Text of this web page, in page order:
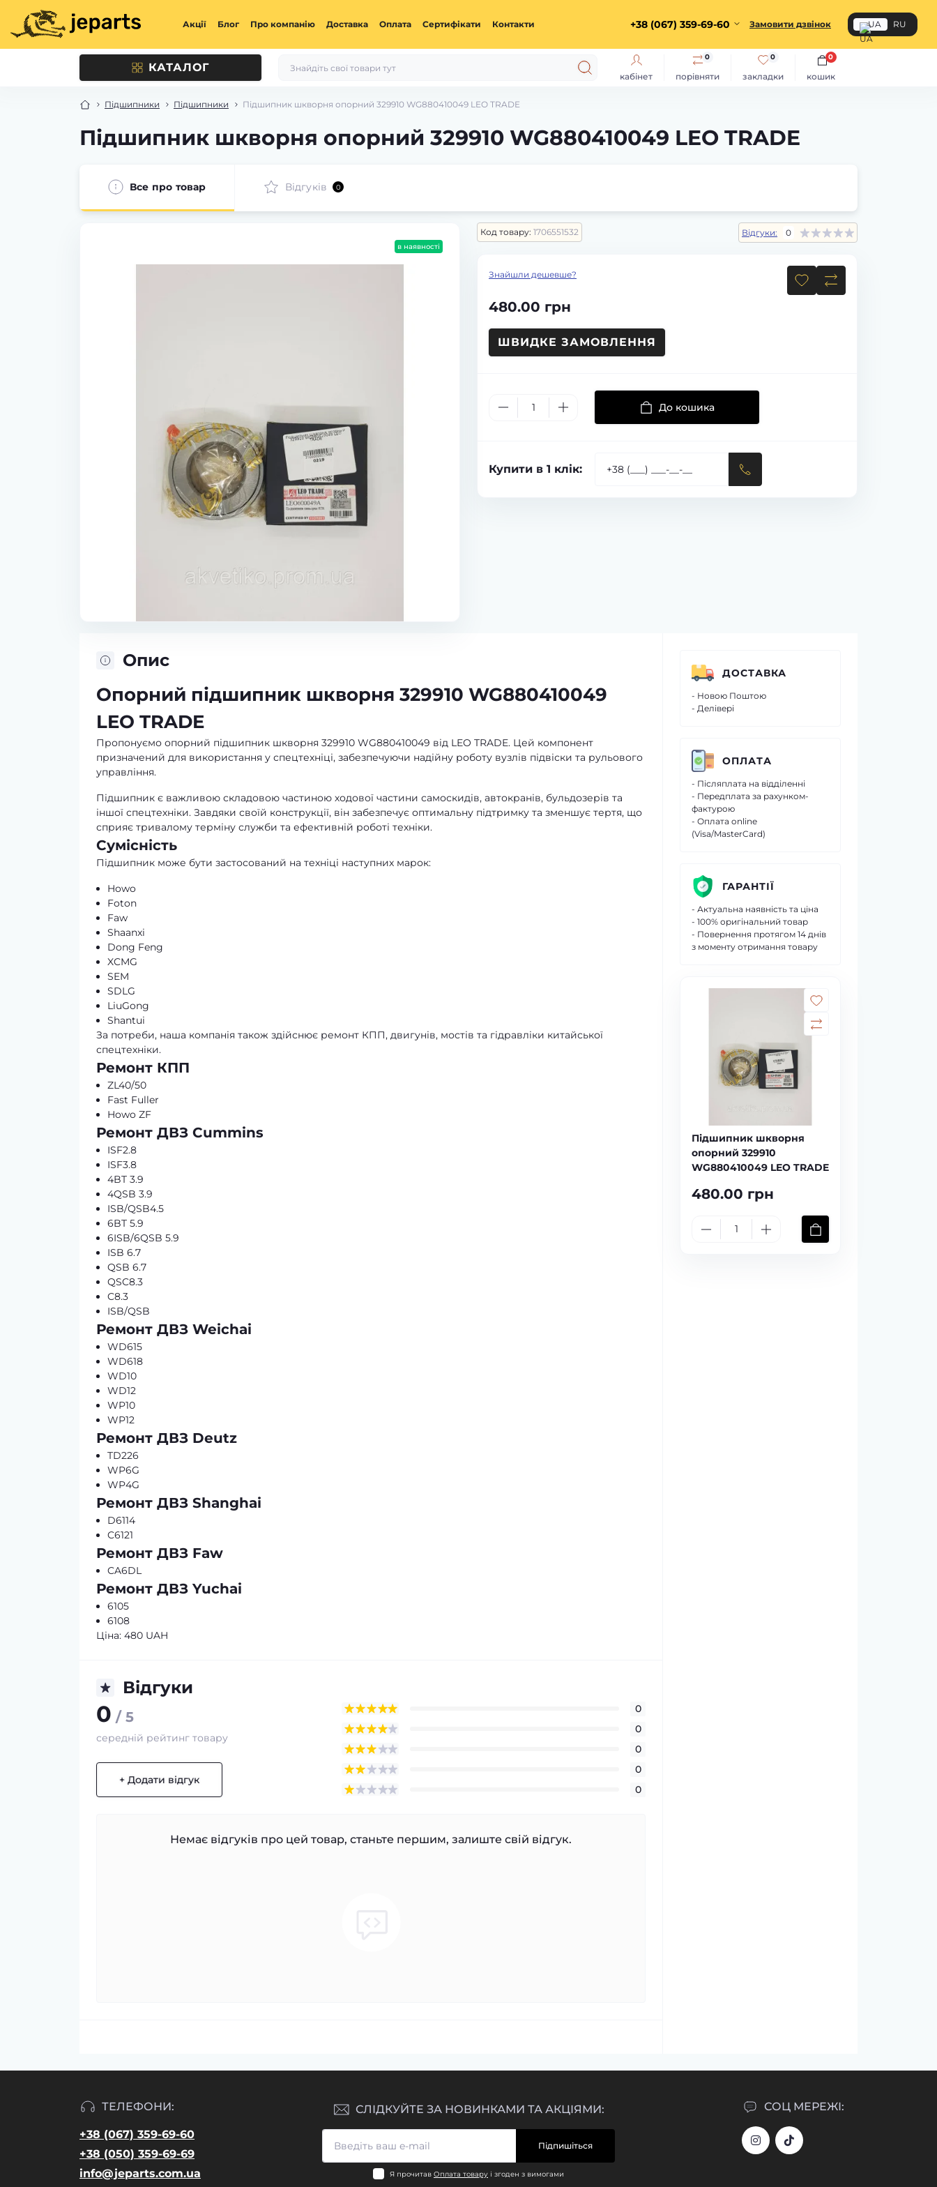
Акції Блог Про компанію Доставка Оплата Сертифікати Контакти +38 (067) 359-69-60 Замовити дзвінок UA RU
КАТАЛОГ
кабінет порівняти
0
закладки
0
кошик
0
Підшипники Підшипники Підшипник шкворня опорний 329910 WG880410049 LEO TRADE
Підшипник шкворня опорний 329910 WG880410049 LEO TRADE
Все про товар Відгуків 0
в наявності
Код товару: 1706551532 Відгуки: 0
Знайшли дешевше?
480.00 грн
ШВИДКЕ ЗАМОВЛЕННЯ
До кошика
Купити в 1 клік:
Опис
Опорний підшипник шкворня 329910 WG880410049
LEO TRADE
Пропонуємо опорний підшипник шкворня 329910 WG880410049 від LEO TRADE. Цей компонент
призначений для використання у спецтехніці, забезпечуючи надійну роботу вузлів підвіски та рульового
управління.
Підшипник є важливою складовою частиною ходової частини самоскидів, автокранів, бульдозерів та
іншої спецтехніки. Завдяки своїй конструкції, він забезпечує оптимальну підтримку та зменшує тертя, що
сприяє тривалому терміну служби та ефективній роботі техніки.
Сумісність
Підшипник може бути застосований на техніці наступних марок:
Howo
Foton
Faw
Shaanxi
Dong Feng
XCMG
SEM
SDLG
LiuGong
Shantui
За потреби, наша компанія також здійснює ремонт КПП, двигунів, мостів та гідравліки китайської
спецтехніки.
Ремонт КПП
ZL40/50
Fast Fuller
Howo ZF
Ремонт ДВЗ Cummins
ISF2.8
ISF3.8
4BT 3.9
4QSB 3.9
ISB/QSB4.5
6BT 5.9
6ISB/6QSB 5.9
ISB 6.7
QSB 6.7
QSC8.3
C8.3
ISB/QSB
Ремонт ДВЗ Weichai
WD615
WD618
WD10
WD12
WP10
WP12
Ремонт ДВЗ Deutz
TD226
WP6G
WP4G
Ремонт ДВЗ Shanghai
D6114
C6121
Ремонт ДВЗ Faw
CA6DL
Ремонт ДВЗ Yuchai
6105
6108
Ціна: 480 UAH
Відгуки
0 / 5
середній рейтинг товару
+ Додати відгук
0
0
0
0
0
Немає відгуків про цей товар, станьте першим, залиште свій відгук.
ДОСТАВКА
- Новою Поштою
- Делівері
ОПЛАТА
- Післяплата на відділенні
- Передплата за рахунком-
фактурою
- Оплата online
(Visa/MasterCard)
ГАРАНТІЇ
- Актуальна наявність та ціна
- 100% оригінальний товар
- Повернення протягом 14 днів
з моменту отримання товару
Підшипник шкворня
опорний 329910
WG880410049 LEO TRADE
480.00 грн
ТЕЛЕФОНИ:
+38 (067) 359-69-60
+38 (050) 359-69-69
info@jeparts.com.ua
СОЦ МЕРЕЖІ:
СЛІДКУЙТЕ ЗА НОВИНКАМИ ТА АКЦІЯМИ:
Підпишіться
Я прочитав Оплата товару і згоден з вимогами